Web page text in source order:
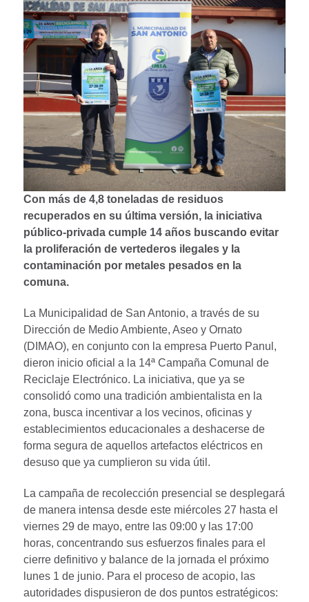
Con más de 4,8 toneladas de residuos
recuperados en su última versión, la iniciativa
público-privada cumple 14 años buscando evitar
la proliferación de vertederos ilegales y la
contaminación por metales pesados en la
comuna.
La Municipalidad de San Antonio, a través de su
Dirección de Medio Ambiente, Aseo y Ornato
(DIMAO), en conjunto con la empresa Puerto Panul,
dieron inicio oficial a la 14ª Campaña Comunal de
Reciclaje Electrónico. La iniciativa, que ya se
consolidó como una tradición ambientalista en la
zona, busca incentivar a los vecinos, oficinas y
establecimientos educacionales a deshacerse de
forma segura de aquellos artefactos eléctricos en
desuso que ya cumplieron su vida útil.
La campaña de recolección presencial se desplegará
de manera intensa desde este miércoles 27 hasta el
viernes 29 de mayo, entre las 09:00 y las 17:00
horas, concentrando sus esfuerzos finales para el
cierre definitivo y balance de la jornada el próximo
lunes 1 de junio. Para el proceso de acopio, las
autoridades dispusieron de dos puntos estratégicos: